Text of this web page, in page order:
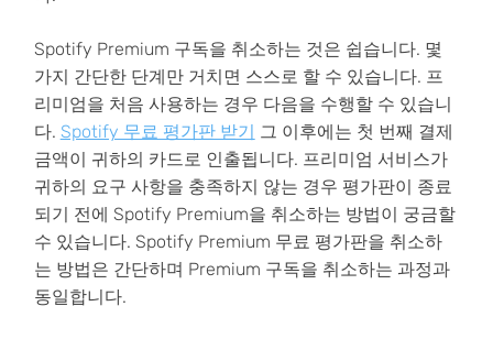
Spotify Premium 구독을 취소하는 것은 쉽습니다. 몇
가지 간단한 단계만 거치면 스스로 할 수 있습니다. 프
리미엄을 처음 사용하는 경우 다음을 수행할 수 있습니
다. Spotify 무료 평가판 받기 그 이후에는 첫 번째 결제
금액이 귀하의 카드로 인출됩니다. 프리미엄 서비스가
귀하의 요구 사항을 충족하지 않는 경우 평가판이 종료
되기 전에 Spotify Premium을 취소하는 방법이 궁금할
수 있습니다. Spotify Premium 무료 평가판을 취소하
는 방법은 간단하며 Premium 구독을 취소하는 과정과
동일합니다.